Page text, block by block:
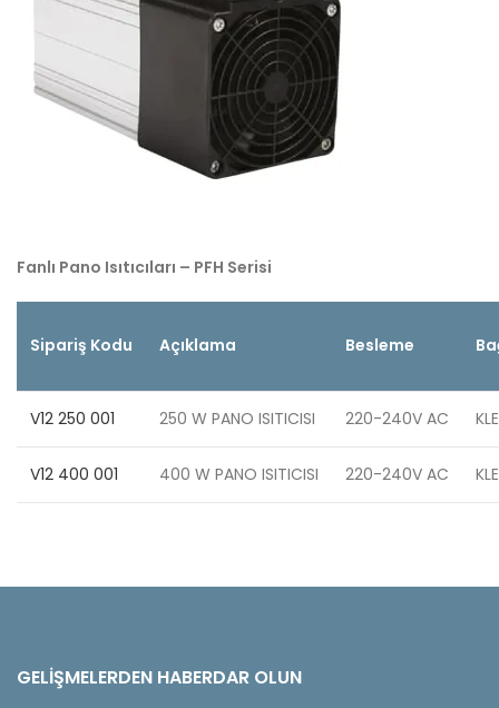
Fanlı Pano Isıtıcıları – PFH Serisi
Sipariş Kodu Açıklama Besleme
V12 250 001 250 W PANO ISITICISI 220-240V AC
V12 400 001 400 W PANO ISITICISI 220-240V AC
GELIŞMELERDEN HABERDAR OLUN